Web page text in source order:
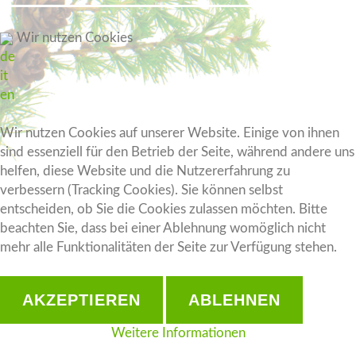
Wir nutzen Cookies
de
it
en
Wir nutzen Cookies auf unserer Website. Einige von ihnen
sind essenziell für den Betrieb der Seite, während andere uns
helfen, diese Website und die Nutzererfahrung zu
verbessern (Tracking Cookies). Sie können selbst
entscheiden, ob Sie die Cookies zulassen möchten. Bitte
beachten Sie, dass bei einer Ablehnung womöglich nicht
mehr alle Funktionalitäten der Seite zur Verfügung stehen.
AKZEPTIEREN ABLEHNEN
Weitere Informationen